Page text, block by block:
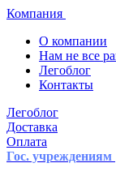
Компания
О компании
Нам не все
Легоблог
Контакты
Легоблог
Доставка
Оплата
Гос. учреждениям